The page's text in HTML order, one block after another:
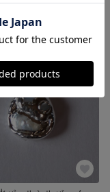
2個)インディアン瑪瑙天然石スクエアカボション